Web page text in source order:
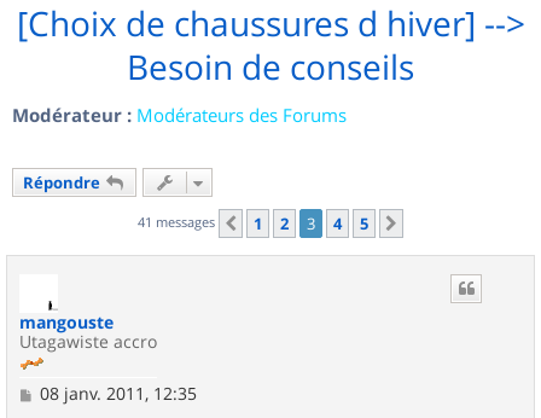
[Choix de chaussures d hiver] -->
Besoin de conseils
Modérateur : Modérateurs des Forums
Répondre
41 messages Précédent
1 2 3 4 5
mangouste
Utagawiste accro
M
08 janv. 2011, 12:35